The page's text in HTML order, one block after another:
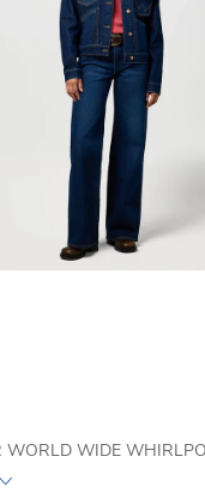
WORLD WIDE